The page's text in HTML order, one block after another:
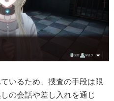
いるため、捜査の手段は限
の会話や差し入れを通じ